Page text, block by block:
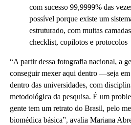
com sucesso 99,9999% das
possível porque existe um
estruturado, com muitas
checklist, copilotos e protocolos
“A partir dessa fotografia nacional, a
conseguir mexer aqui dentro —seja
dentro das universidades, com
metodológica da pesquisa. É um
gente tem um retrato do Brasil, pelo
biomédica básica”, avalia Mariana